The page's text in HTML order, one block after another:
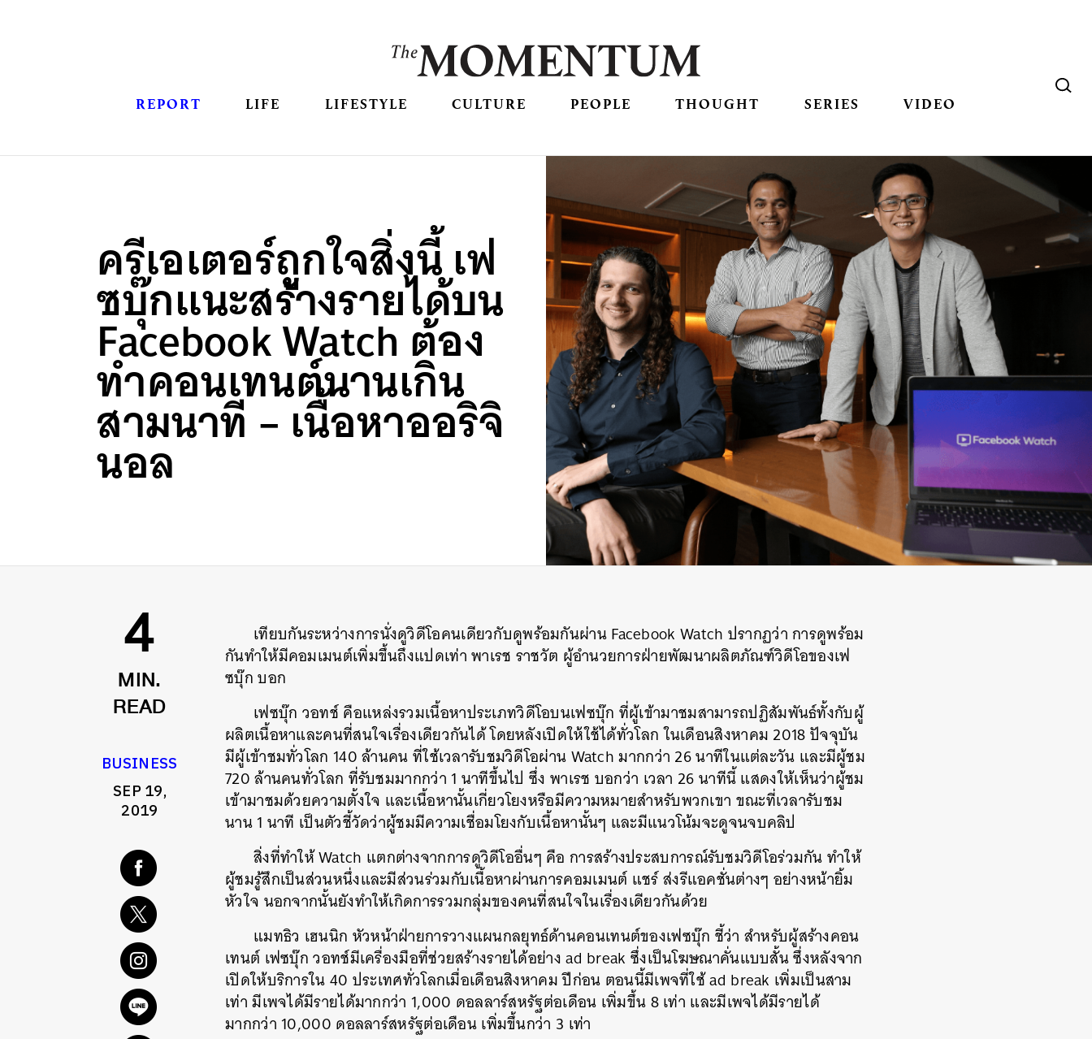
REPORT LIFE LIFESTYLE CULTURE PEOPLE THOUGHT SERIES VIDEO
ครีเอเตอร์ถูกใจสิ่งนี้ เฟ
ซบุ๊กแนะสร้างรายได้บน
Facebook Watch ต้อง
ทำคอนเทนต์นานเกิน
สามนาที – เนื้อหาออริจิ
นอล
4
MIN.
READ
BUSINESS
SEP 19,
2019
เทียบกันระหว่างการนั่งดูวิดีโอคนเดียวกับดูพร้อมกันผ่าน Facebook Watch ปรากฏว่า การดูพร้อม
กันทำให้มีคอมเมนต์เพิ่มขึ้นถึงแปดเท่า พาเรช ราชวัต ผู้อำนวยการฝ่ายพัฒนาผลิตภัณฑ์วิดีโอของเฟ
ซบุ๊ก บอก
เฟซบุ๊ก วอทช์ คือแหล่งรวมเนื้อหาประเภทวิดีโอบนเฟซบุ๊ก ที่ผู้เข้ามาชมสามารถปฏิสัมพันธ์ทั้งกับผู้
ผลิตเนื้อหาและคนที่สนใจเรื่องเดียวกันได้ โดยหลังเปิดให้ใช้ได้ทั่วโลก ในเดือนสิงหาคม 2018 ปัจจุบัน
มีผู้เข้าชมทั่วโลก 140 ล้านคน ที่ใช้เวลารับชมวิดีโอผ่าน Watch มากกว่า 26 นาทีในแต่ละวัน และมีผู้ชม
720 ล้านคนทั่วโลก ที่รับชมมากกว่า 1 นาทีขึ้นไป ซึ่ง พาเรช บอกว่า เวลา 26 นาทีนี้ แสดงให้เห็นว่าผู้ชม
เข้ามาชมด้วยความตั้งใจ และเนื้อหานั้นเกี่ยวโยงหรือมีความหมายสำหรับพวกเขา ขณะที่เวลารับชม
นาน 1 นาที เป็นตัวชี้วัดว่าผู้ชมมีความเชื่อมโยงกับเนื้อหานั้นๆ และมีแนวโน้มจะดูจนจบคลิป
สิ่งที่ทำให้ Watch แตกต่างจากการดูวิดีโออื่นๆ คือ การสร้างประสบการณ์รับชมวิดีโอร่วมกัน ทำให้
ผู้ชมรู้สึกเป็นส่วนหนึ่งและมีส่วนร่วมกับเนื้อหาผ่านการคอมเมนต์ แชร์ ส่งรีแอคชั่นต่างๆ อย่างหน้ายิ้ม
หัวใจ นอกจากนั้นยังทำให้เกิดการรวมกลุ่มของคนที่สนใจในเรื่องเดียวกันด้วย
แมทธิว เฮนนิก หัวหน้าฝ่ายการวางแผนกลยุทธ์ด้านคอนเทนต์ของเฟซบุ๊ก ชี้ว่า สำหรับผู้สร้างคอน
เทนต์ เฟซบุ๊ก วอทช์มีเครื่องมือที่ช่วยสร้างรายได้อย่าง ad break ซึ่งเป็นโฆษณาคั่นแบบสั้น ซึ่งหลังจาก
เปิดให้บริการใน 40 ประเทศทั่วโลกเมื่อเดือนสิงหาคม ปีก่อน ตอนนี้มีเพจที่ใช้ ad break เพิ่มเป็นสาม
เท่า มีเพจได้มีรายได้มากกว่า 1,000 ดอลลาร์สหรัฐต่อเดือน เพิ่มขึ้น 8 เท่า และมีเพจได้มีรายได้
มากกว่า 10,000 ดอลลาร์สหรัฐต่อเดือน เพิ่มขึ้นกว่า 3 เท่า